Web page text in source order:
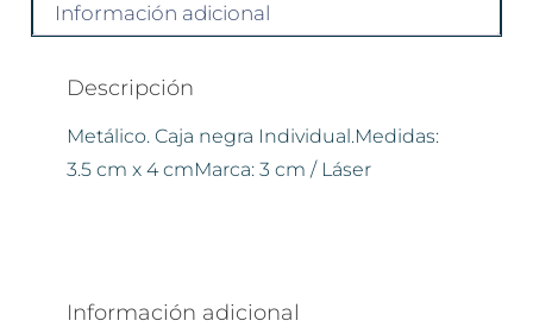
Información adicional
Descripción
Metálico. Caja negra Individual.Medidas:
3.5 cm x 4 cmMarca: 3 cm / Láser
Información adicional